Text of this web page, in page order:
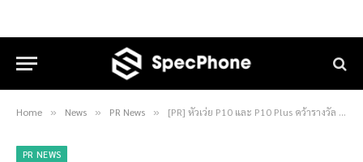
Home » News » PR News » [PR] หัวเว่ย P10 และ P10 Plus คว้ารางวัล TIPA Award 2017 ประเภทสมาร์ทโฟนสำหรับถ่ายภาพยอดเยี่ยม
PR NEWS